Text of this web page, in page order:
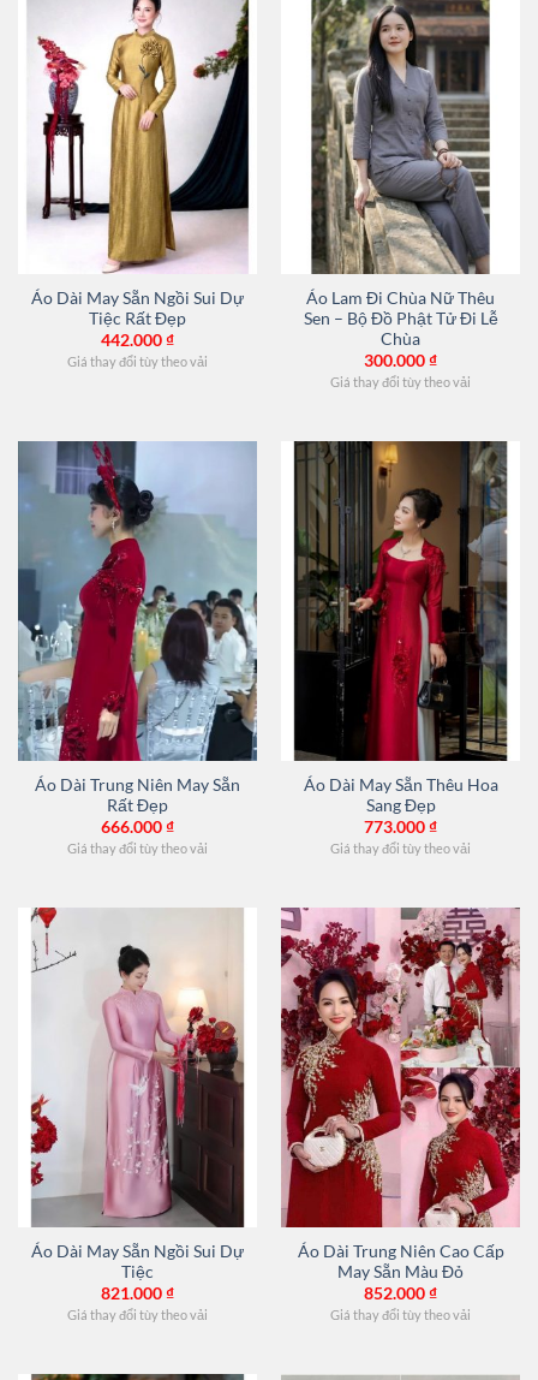
Áo Dài May Sẵn Ngồi Sui Dự
Tiệc Rất Đẹp
442.000₫
Giá thay đổi tùy theo vải
Áo Lam Đi Chùa Nữ Thêu
Sen – Bộ Đồ Phật Tử Đi Lễ
Chùa
300.000₫
Giá thay đổi tùy theo vải
Áo Dài Trung Niên May Sẵn
Rất Đẹp
666.000₫
Giá thay đổi tùy theo vải
Áo Dài May Sẵn Thêu Hoa
Sang Đẹp
773.000₫
Giá thay đổi tùy theo vải
Áo Dài May Sẵn Ngồi Sui Dự
Tiệc
821.000₫
Giá thay đổi tùy theo vải
Áo Dài Trung Niên Cao Cấp
May Sẵn Màu Đỏ
852.000₫
Giá thay đổi tùy theo vải